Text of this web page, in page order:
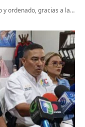
y ordenado, gracias a la…